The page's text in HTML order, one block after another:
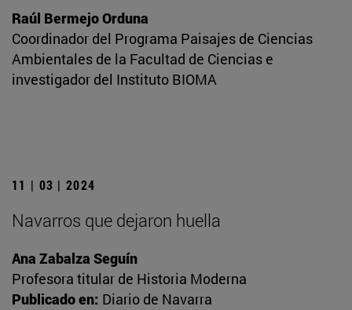
Raúl Bermejo Orduna
Coordinador del Programa Paisajes de Ciencias
Ambientales de la Facultad de Ciencias e
investigador del Instituto BIOMA
11 | 03 | 2024
Navarros que dejaron huella
Ana Zabalza Seguín
Profesora titular de Historia Moderna
Publicado en: Diario de Navarra